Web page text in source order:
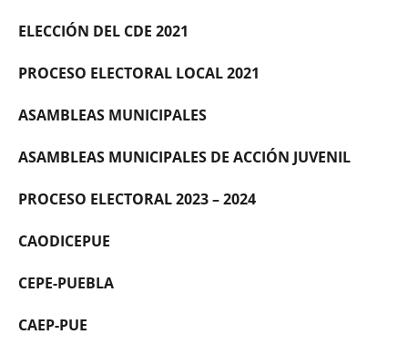
ELECCIÓN DEL CDE 2021
PROCESO ELECTORAL LOCAL 2021
ASAMBLEAS MUNICIPALES
ASAMBLEAS MUNICIPALES DE ACCIÓN JUVENIL
PROCESO ELECTORAL 2023 – 2024
CAODICEPUE
CEPE-PUEBLA
CAEP-PUE